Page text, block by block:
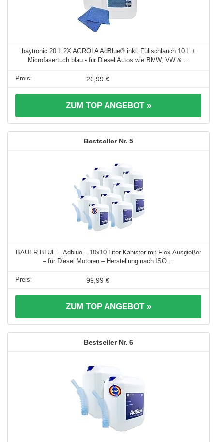
baytronic 20 L 2X AGROLA AdBlue® inkl. Füllschlauch 10 L +
Microfasertuch blau - für Diesel Autos wie BMW, VW & ...
26,99 €
ZUM TOP ANGEBOT »
5
BAUER BLUE – Adblue – 10x10 Liter Kanister mit Flex-Ausgießer
– für Diesel Motoren – Herstellung nach ISO ...
99,99 €
ZUM TOP ANGEBOT »
6